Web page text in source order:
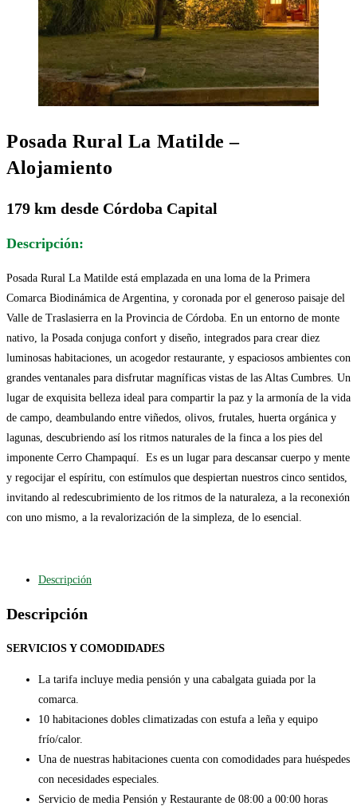
Posada Rural La Matilde –
Alojamiento
179 km desde Córdoba Capital
Descripción:
Posada Rural La Matilde está emplazada en una loma de la Primera
Comarca Biodinámica de Argentina, y coronada por el generoso paisaje del
Valle de Traslasierra en la Provincia de Córdoba. En un entorno de monte
nativo, la Posada conjuga confort y diseño, integrados para crear diez
luminosas habitaciones, un acogedor restaurante, y espaciosos ambientes con
grandes ventanales para disfrutar magníficas vistas de las Altas Cumbres. Un
lugar de exquisita belleza ideal para compartir la paz y la armonía de la vida
de campo, deambulando entre viñedos, olivos, frutales, huerta orgánica y
lagunas, descubriendo así los ritmos naturales de la finca a los pies del
imponente Cerro Champaquí. Es es un lugar para descansar cuerpo y mente
y regocijar el espíritu, con estímulos que despiertan nuestros cinco sentidos,
invitando al redescubrimiento de los ritmos de la naturaleza, a la reconexión
con uno mismo, a la revalorización de la simpleza, de lo esencial.
Descripción
Descripción
SERVICIOS Y COMODIDADES
La tarifa incluye media pensión y una cabalgata guiada por la
comarca.
10 habitaciones dobles climatizadas con estufa a leña y equipo
frío/calor.
Una de nuestras habitaciones cuenta con comodidades para huéspedes
con necesidades especiales.
Servicio de media Pensión y Restaurante de 08:00 a 00:00 horas